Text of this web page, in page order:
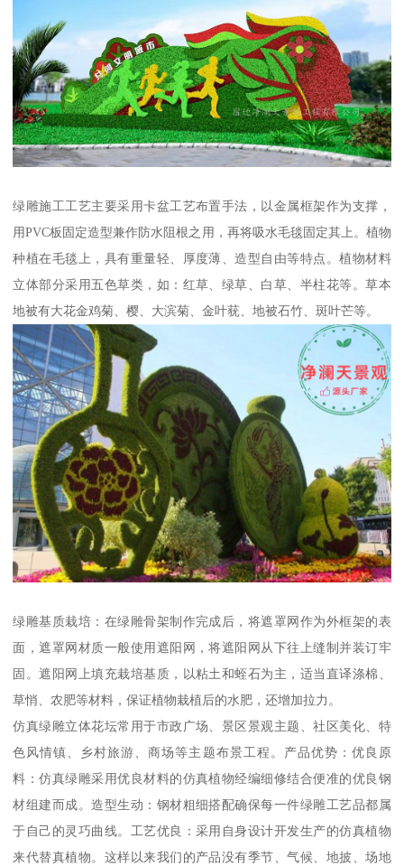
绿雕施工工艺主要采用卡盆工艺布置手法，以金属框架作为支撑，
用PVC板固定造型兼作防水阻根之用，再将吸水毛毯固定其上。植物
种植在毛毯上，具有重量轻、厚度薄、造型自由等特点。植物材料
立体部分采用五色草类，如：红草、绿草、白草、半柱花等。草本
地被有大花金鸡菊、樱、大滨菊、金叶莸、地被石竹、斑叶芒等。
绿雕基质栽培：在绿雕骨架制作完成后，将遮罩网作为外框架的表
面，遮罩网材质一般使用遮阳网，将遮阳网从下往上缝制并装订牢
固。遮阳网上填充栽培基质，以粘土和蛭石为主，适当直译涤棉、
草悄、农肥等材料，保证植物栽植后的水肥，还增加拉力。
仿真绿雕立体花坛常用于市政广场、景区景观主题、社区美化、特
色风情镇、乡村旅游、商场等主题布景工程。产品优势：优良原
料：仿真绿雕采用优良材料的仿真植物经编细修结合便准的优良钢
材组建而成。造型生动：钢材粗细搭配确保每一件绿雕工艺品都属
于自己的灵巧曲线。工艺优良：采用自身设计开发生产的仿真植物
来代替真植物。这样以来我们的产品没有季节、气候、地披、场地